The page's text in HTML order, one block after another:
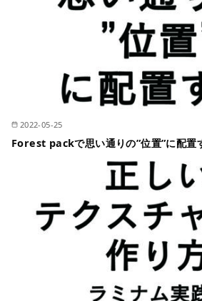
2022-05-25
Forest packで思い通りの”位置”に配置